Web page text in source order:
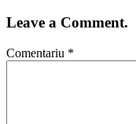
Leave a Comment.
Comentariu *